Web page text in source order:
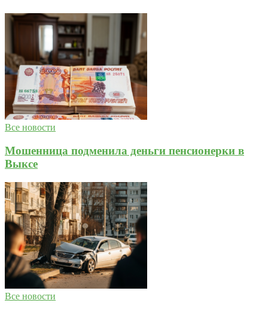
Все новости
Мошенница подменила деньги пенсионерки в
Выксе
Все новости